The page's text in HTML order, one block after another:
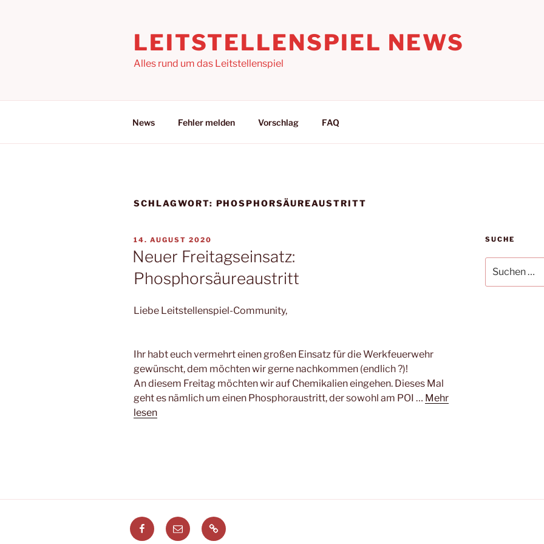
LEITSTELLENSPIEL NEWS
Alles rund um das Leitstellenspiel
News Fehler melden Vorschlag FAQ
SCHLAGWORT: PHOSPHORSÄUREAUSTRITT
VERÖFFENTLICHT
AM
14. AUGUST 2020
Neuer Freitagseinsatz:
Phosphorsäureaustritt
Liebe Leitstellenspiel-Community,
Ihr habt euch vermehrt einen großen Einsatz für die Werkfeuerwehr
gewünscht, dem möchten wir gerne nachkommen (endlich ?)!
An diesem Freitag möchten wir auf Chemikalien eingehen. Dieses Mal
geht es nämlich um einen Phosphoraustritt, der sowohl am POI … Mehr
lesen
SUCHE
nach:
Facebook
E-
Mail
Leitstellenspiel.de